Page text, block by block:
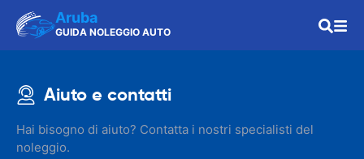
Aruba
GUIDA NOLEGGIO AUTO
Aiuto e contatti
Hai bisogno di aiuto? Contatta i nostri specialisti del
noleggio.